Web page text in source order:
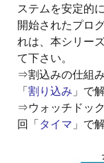
ステムを安定的
開始されたプロ
れは、本シリー
て下さい。
⇒割込みの仕組
「割り込み 」で
⇒ウォッチドッ
回「タイマ 」で